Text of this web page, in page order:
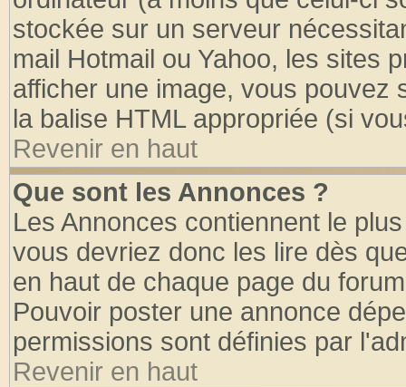
stockée sur un serveur
mail Hotmail ou Yahoo, les sites
afficher une image, vous pouvez
la balise HTML appropriée (si
Revenir en haut
Que sont les Annonces ?
Les Annonces contiennent le
vous devriez donc les lire dès
en haut de chaque page du
Pouvoir poster une annonce
permissions sont définies par
Revenir en haut